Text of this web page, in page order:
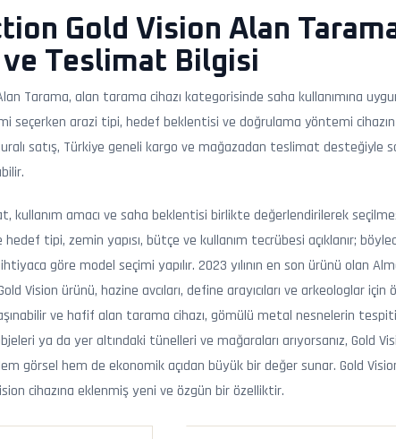
Gold Vision Alan
ve Teslimat Bilgisi
Tarama, alan tarama cihazı kategorisinde saha kullanımına
seçerken arazi tipi, hedef beklentisi ve doğrulama yöntemi
satış, Türkiye geneli kargo ve mağazadan teslimat desteğiyle
kullanım amacı ve saha beklentisi birlikte değerlendirilerek
tipi, zemin yapısı, bütçe ve kullanım tecrübesi açıklanır;
göre model seçimi yapılır. 2023 yılının en son ürünü olan
Vision ürünü, hazine avcıları, define arayıcıları ve arkeologlar için
ve hafif alan tarama cihazı, gömülü metal nesnelerin
ya da yer altındaki tünelleri ve mağaraları arıyorsanız, Gold
görsel hem de ekonomik açıdan büyük bir değer sunar. Gold Vision
cihazına eklenmiş yeni ve özgün bir özelliktir.